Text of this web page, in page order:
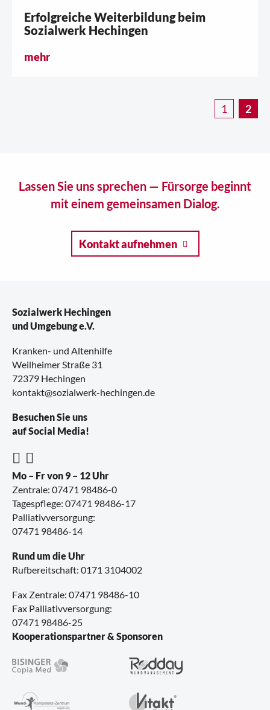
Erfolgreiche Weiterbildung beim
Sozialwerk Hechingen
mehr
1 2
Lassen Sie uns sprechen — Fürsorge beginnt
mit einem gemeinsamen Dialog.
Kontakt aufnehmen
Sozialwerk Hechingen
und Umgebung e.V.
Kranken- und Altenhilfe
Weilheimer Straße 31
72379 Hechingen
kontakt@sozialwerk-hechingen.de
Besuchen Sie uns
auf Social Media!
Mo – Fr von 9 – 12 Uhr
Zentrale: 07471 98486-0
Tagespflege: 07471 98486-17
Palliativversorgung:
07471 98486-14
Rund um die Uhr
Rufbereitschaft: 0171 3104002
Fax Zentrale: 07471 98486-10
Fax Palliativversorgung:
07471 98486-25
Kooperationspartner & Sponsoren